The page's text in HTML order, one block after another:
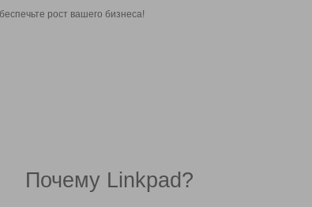
рост вашего бизнеса!
Почему Linkpad?